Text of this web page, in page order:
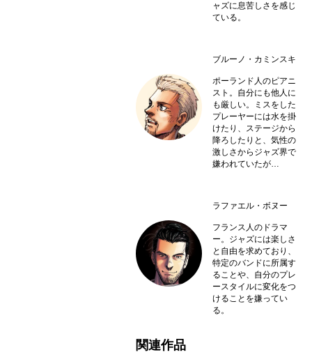
ャズに息苦しさを感じ
ている。
ブルーノ・カミンスキ
ポーランド人のピアニ
スト。自分にも他人に
も厳しい。ミスをした
プレーヤーには水を掛
けたり、ステージから
降ろしたりと、気性の
激しさからジャズ界で
嫌われていたが…
ラファエル・ボヌー
フランス人のドラマ
ー。ジャズには楽しさ
と自由を求めており、
特定のバンドに所属す
ることや、自分のプレ
ースタイルに変化をつ
けることを嫌ってい
る。
関連作品